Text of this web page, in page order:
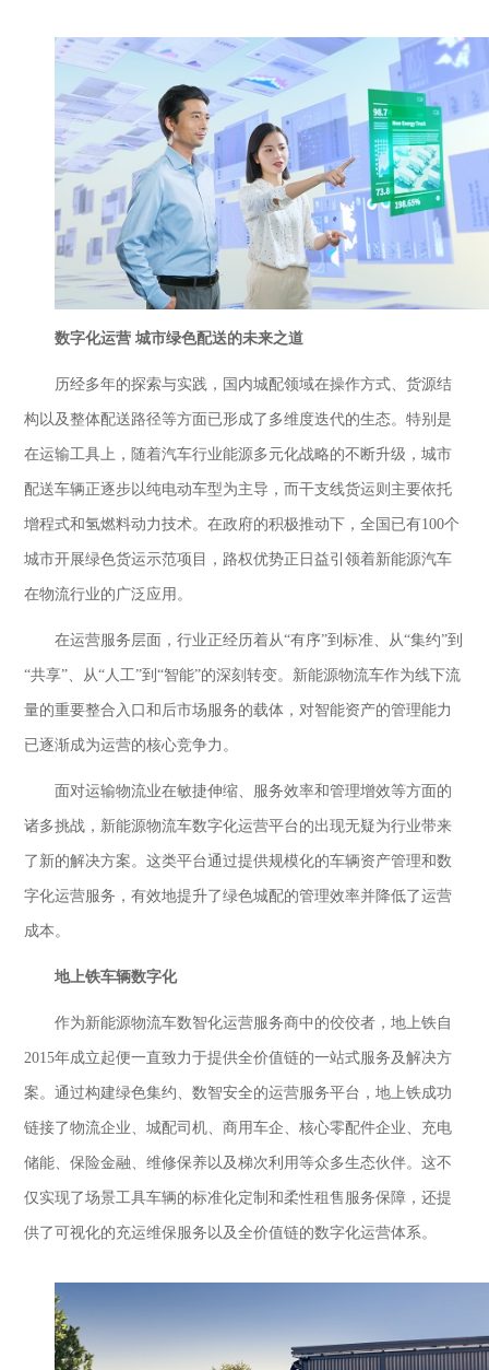
数字化运营 城市绿色配送的未来之道
历经多年的探索与实践，国内城配领域在操作方式、货源结
构以及整体配送路径等方面已形成了多维度迭代的生态。特别是
在运输工具上，随着汽车行业能源多元化战略的不断升级，城市
配送车辆正逐步以纯电动车型为主导，而干支线货运则主要依托
增程式和氢燃料动力技术。在政府的积极推动下，全国已有100个
城市开展绿色货运示范项目，路权优势正日益引领着新能源汽车
在物流行业的广泛应用。
在运营服务层面，行业正经历着从“有序”到标准、从“集约”到
“共享”、从“人工”到“智能”的深刻转变。新能源物流车作为线下流
量的重要整合入口和后市场服务的载体，对智能资产的管理能力
已逐渐成为运营的核心竞争力。
面对运输物流业在敏捷伸缩、服务效率和管理增效等方面的
诸多挑战，新能源物流车数字化运营平台的出现无疑为行业带来
了新的解决方案。这类平台通过提供规模化的车辆资产管理和数
字化运营服务，有效地提升了绿色城配的管理效率并降低了运营
成本。
地上铁车辆数字化
作为新能源物流车数智化运营服务商中的佼佼者，地上铁自
2015年成立起便一直致力于提供全价值链的一站式服务及解决方
案。通过构建绿色集约、数智安全的运营服务平台，地上铁成功
链接了物流企业、城配司机、商用车企、核心零配件企业、充电
储能、保险金融、维修保养以及梯次利用等众多生态伙伴。这不
仅实现了场景工具车辆的标准化定制和柔性租售服务保障，还提
供了可视化的充运维保服务以及全价值链的数字化运营体系。